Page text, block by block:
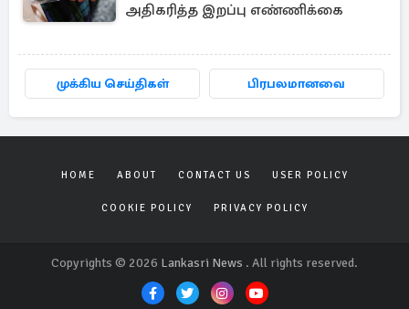
அதிகரித்த இறப்பு எண்ணிக்கை
முக்கிய செய்திகள் பிரபலமானவை
HOME ABOUT CONTACT US USER POLICY
COOKIE POLICY PRIVACY POLICY
Copyrights © 2026 Lankasri News . All rights reserved.